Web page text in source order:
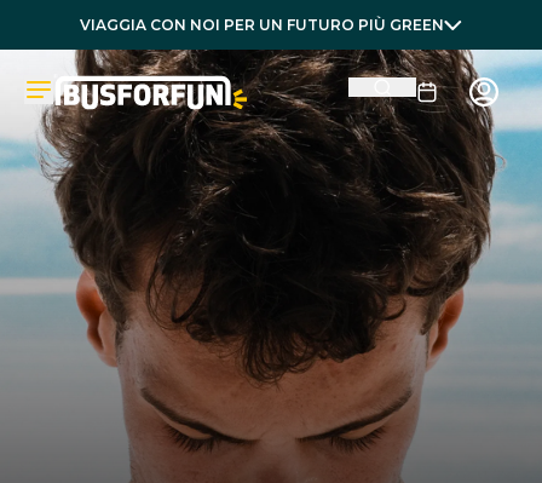
VIAGGIA CON NOI PER UN FUTURO PIÙ GREEN